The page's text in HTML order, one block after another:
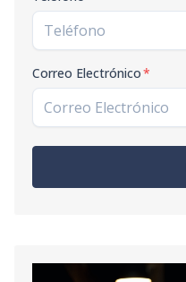
Correo Electrónico*